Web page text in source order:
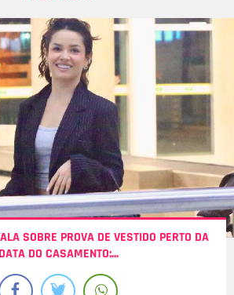
SOBRE PROVA DE VESTIDO PERTO DA
DATA DO CASAMENTO:...